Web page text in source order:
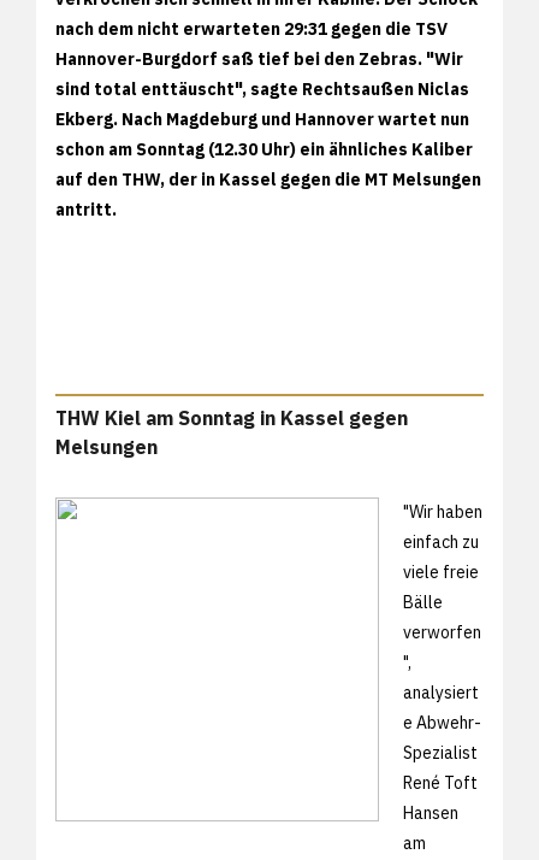
nach dem nicht erwarteten 29:31 gegen die TSV
Hannover-Burgdorf saß tief bei den Zebras. "Wir
sind total enttäuscht", sagte Rechtsaußen Niclas
Ekberg. Nach Magdeburg und Hannover wartet nun
schon am Sonntag (12.30 Uhr) ein ähnliches Kaliber
auf den THW, der in Kassel gegen die MT Melsungen
antritt.
THW Kiel am Sonntag in Kassel gegen
Melsungen
"Wir haben
einfach zu
viele freie
Bälle
verworfen
",
analysiert
e Abwehr-
Spezialist
René Toft
Hansen
am